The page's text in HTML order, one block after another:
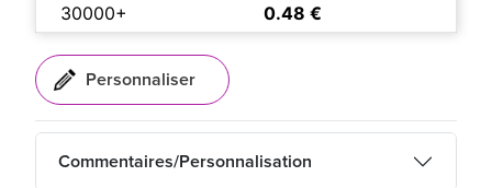
30000+
0.48 €
Commentaires/Personnalisation